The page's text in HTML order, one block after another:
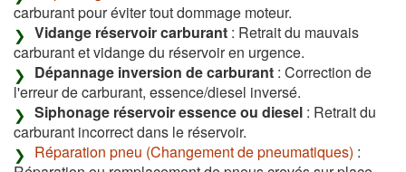
carburant pour éviter tout dommage moteur.
Vidange réservoir carburant : Retrait du mauvais
carburant et vidange du réservoir en urgence.
Dépannage inversion de carburant : Correction de
l'erreur de carburant, essence/diesel inversé.
Siphonage réservoir essence ou diesel : Retrait du
carburant incorrect dans le réservoir.
Réparation pneu (Changement de pneumatiques) :